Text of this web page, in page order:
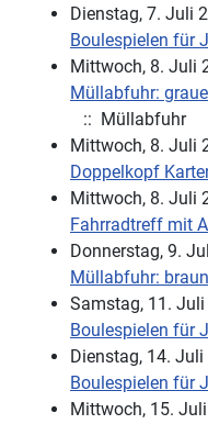
Dienstag, 7. Juli
Boulespielen für
Mittwoch, 8. Juli
Müllabfuhr:
:: Müllabfuhr
Mittwoch, 8. Juli
Doppelkopf
Mittwoch, 8. Juli
Fahrradtreff mit
Donnerstag, 9.
Müllabfuhr:
Samstag, 11.
Boulespielen für
Dienstag, 14.
Boulespielen für
Mittwoch, 15.